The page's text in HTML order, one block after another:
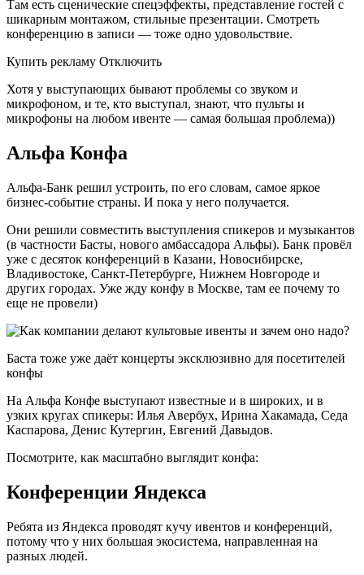
Там есть сценические спецэффекты, представление гостей с
шикарным монтажом, стильные презентации. Смотреть
конференцию в записи — тоже одно удовольствие.
Купить рекламу Отключить
Хотя у выступающих бывают проблемы со звуком и
микрофоном, и те, кто выступал, знают, что пульты и
микрофоны на любом ивенте — самая большая проблема))
Альфа Конфа
Альфа-Банк решил устроить, по его словам, самое яркое
бизнес-событие страны. И пока у него получается.
Они решили совместить выступления спикеров и музыкантов
(в частности Басты, нового амбассадора Альфы). Банк провёл
уже с десяток конференций в Казани, Новосибирске,
Владивостоке, Санкт-Петербурге, Нижнем Новгороде и
других городах. Уже жду конфу в Москве, там ее почему то
еще не провели)
Баста тоже уже даёт концерты эксклюзивно для посетителей
конфы
На Альфа Конфе выступают известные и в широких, и в
узких кругах спикеры: Илья Авербух, Ирина Хакамада, Седа
Каспарова, Денис Кутергин, Евгений Давыдов.
Посмотрите, как масштабно выглядит конфа:
Конференции Яндекса
Ребята из Яндекса проводят кучу ивентов и конференций,
потому что у них большая экосистема, направленная на
разных людей.